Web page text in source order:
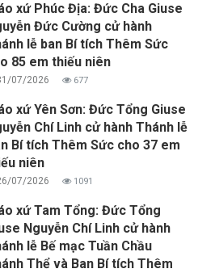
xứ Phúc Địa: Đức Cha Giuse
Đức Cường cử hành
lễ ban Bí tích Thêm Sức
85 em thiếu niên
07/2026 677
xứ Yên Sơn: Đức Tổng Giuse
Chí Linh cử hành Thánh lễ
Bí tích Thêm Sức cho 37 em
niên
07/2026 1091
xứ Tam Tổng: Đức Tổng
Nguyễn Chí Linh cử hành
lễ Bế mạc Tuần Chầu
Thể và Ban Bí tích Thêm